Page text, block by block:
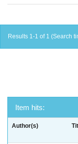
Results 1-1 of 1 (Search
Item hits:
Author(s)